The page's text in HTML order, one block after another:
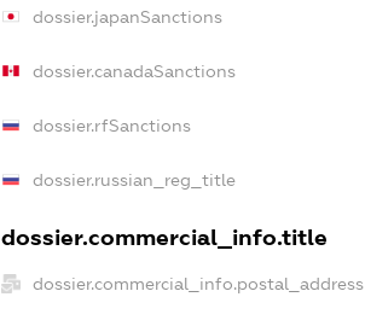
dossier.japanSanctions
dossier.canadaSanctions
dossier.rfSanctions
dossier.russian_reg_title
dossier.commercial_info.title
dossier.commercial_info.postal_address